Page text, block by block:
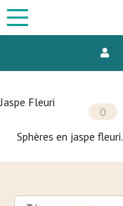
Jaspe Fleuri
0
Sphères en jaspe fleuri.